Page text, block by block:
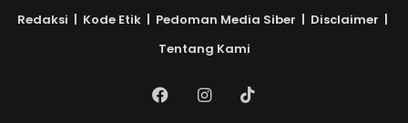
Redaksi | Kode Etik | Pedoman Media Siber | Disclaimer |
Tentang Kami
FacebookInstagram